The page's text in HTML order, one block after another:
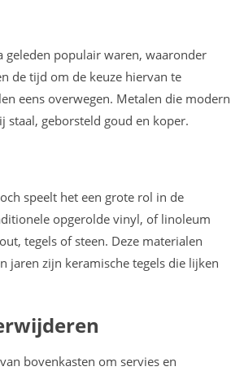
geleden populair waren, waaronder
de tijd om de keuze hiervan te
eens overwegen. Metalen die modern
geborsteld goud en koper.
speelt het een grote rol in de
opgerolde vinyl, of linoleum
tegels of steen. Deze materialen
jaren zijn keramische tegels die lijken
bovenkasten om servies en